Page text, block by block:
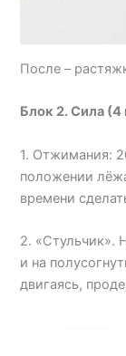
После –
Блок 2. Сила (4
1. Отжимания:
положении
времени
2. «Стульчик».
и на
двигаясь,